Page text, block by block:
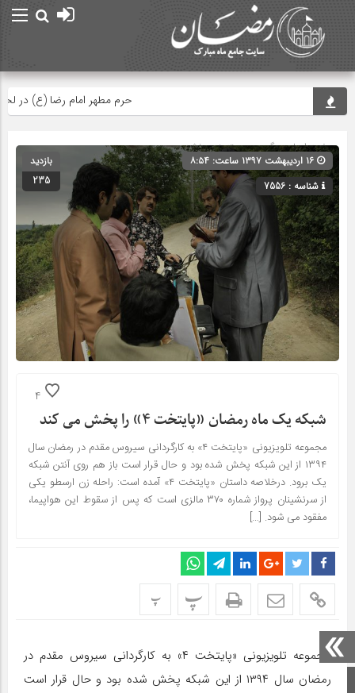
صفحه اصلی
حرم مطهر امام رضا (ع) در لحظه
صفحه اصلی» گروه » دسته‌بندی نشده
شناسه : 7556
بازدید
235
4
شبکه یک ماه رمضان «پایتخت ۴» را پخش می کند
مجموعه تلویزیونی «پایتخت ۴» به کارگردانی سیروس مقدم در رمضان سال
۱۳۹۴ از این شبکه پخش شده بود و حال قرار است باز هم روی آنتن شبکه
یک برود. درخلاصه داستان «پایتخت ۴» آمده است: راحله زن ارسطو یکی
از سرنشینان پرواز شماره ۳۷۰ مالزی است که پس از سقوط این هواپیما،
مفقود می شود. […]
پ پ
مجموعه تلویزیونی «پایتخت ۴» به کارگردانی سیروس مقدم در
رمضان سال ۱۳۹۴ از این شبکه پخش شده بود و حال قرار است